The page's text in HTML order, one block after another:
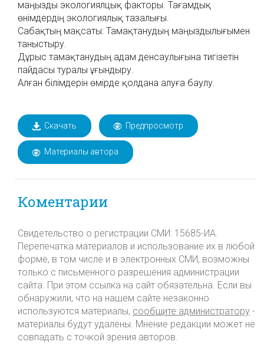
маңызды экологиялцық факторы. Тағамдық
өнімдердің экологиялық тазалығы.
Сабақтың мақсаты: Тамақтанудың маңыздылығымен
таныстыру.
Дұрыс тамақтанудың адам денсаулығына тигізетін
пайдасы туралы ұғындыру.
Алған білімдерін өмірде қолдана алуға баулу.
Скачать Предпросмотр
Материалы автора
Коментарии
Свидетельство о регистрации СМИ: 15685-ИА.
Перепечатка материалов и использование их в любой
форме, в том числе и в электронных СМИ, возможны
только с письменного разрешения администрации
сайта. При этом ссылка на сайт обязательна. Если вы
обнаружили, что на нашем сайте незаконно
используются материалы, сообщите администратору -
материалы будут удалены. Мнение редакции может не
совпадать с точкой зрения авторов.